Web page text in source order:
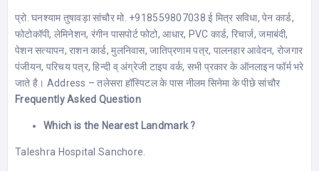
प्रो. घनश्याम तुषावड़ा सांचौर मो. +918559807038 ई मित्र सविधा, पेन कार्ड,
फोटोकॉपी, लेमिनेशन, रंगीन पासपोर्ट फोटो, आधार, PVC कार्ड, रिचार्ज, जमाबंदी,
पेशन सत्यापन, राशन कार्ड, मुलनिवास, जातिप्रणाम पत्र, पालनहार आवेदन, रोजगार
पंजीयन, परिचय पत्र, हिन्दी व् अंग्रेजी टाइप वर्क, सभी प्रकार के ऑनलाइन फॉर्म भरे
जाते है। Address – तलेसरा हॉस्पिटल के पास नीलम सिनेमा के पीछे सांचौर
Frequently Asked Question
Which is the Nearest Landmark ?
Taleshra Hospital Sanchore.